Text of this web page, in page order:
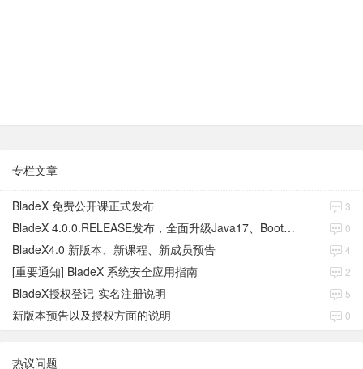
专栏文章
BladeX 免费公开课正式发布 3
BladeX 4.0.0.RELEASE发布，全面升级Java17、Boot3、Cloud2023 0
BladeX4.0 新版本、新课程、新成员预告 4
[重要通知] BladeX 系统安全应用指南 2
BladeX授权登记-实名注册说明 5
新版本预告以及授权方面的说明 0
热议问题